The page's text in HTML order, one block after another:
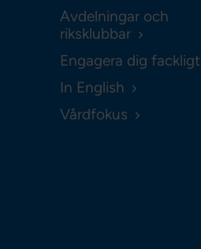
Avdelningar och
riksklubbar
Engagera dig fackligt
In English
Vårdfokus